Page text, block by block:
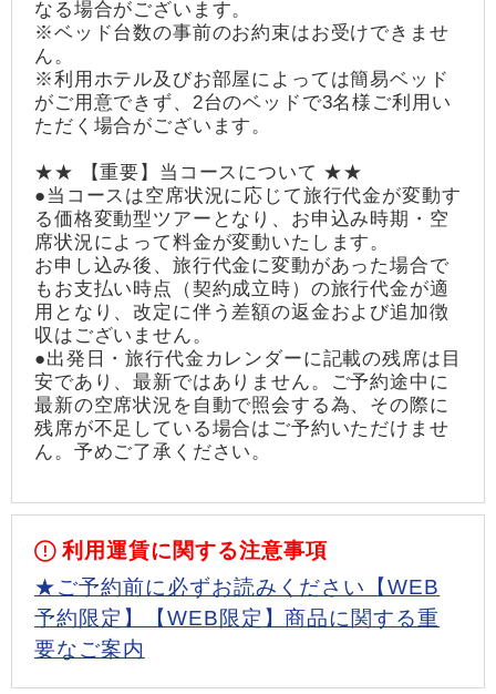
なる場合がございます。
※ベッド台数の事前のお約束はお受けできませ
ん。
※利用ホテル及びお部屋によっては簡易ベッド
がご用意できず、2台のベッドで3名様ご利用い
ただく場合がございます。
★★ 【重要】当コースについて ★★
●当コースは空席状況に応じて旅行代金が変動す
る価格変動型ツアーとなり、お申込み時期・空
席状況によって料金が変動いたします。
お申し込み後、旅行代金に変動があった場合で
もお支払い時点（契約成立時）の旅行代金が適
用となり、改定に伴う差額の返金および追加徴
収はございません。
●出発日・旅行代金カレンダーに記載の残席は目
安であり、最新ではありません。ご予約途中に
最新の空席状況を自動で照会する為、その際に
残席が不足している場合はご予約いただけませ
ん。予めご了承ください。
利用運賃に関する注意事項
★ご予約前に必ずお読みください【WEB
予約限定】【WEB限定】商品に関する重
要なご案内